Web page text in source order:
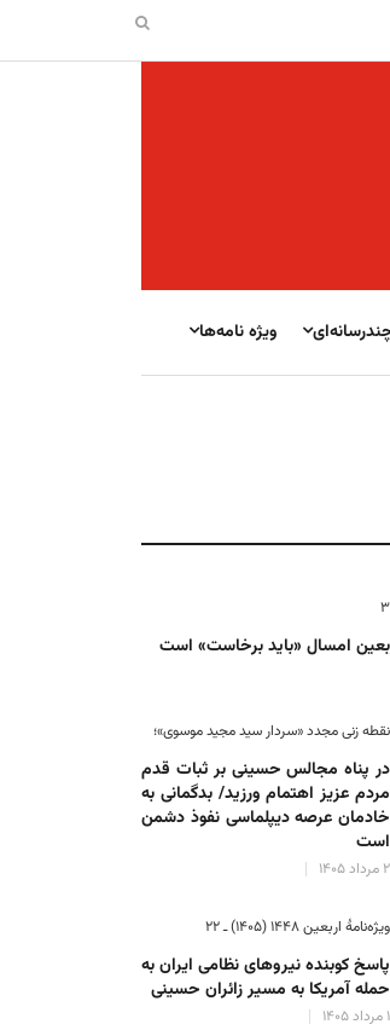
ویژه نامه‌ها
امسال «باید برخاست» است
نقطه زنی مجدد «سردار سید مجید موسوی»؛
در پناه مجالس حسینی بر ثبات‌ قدم
مردم عزیز اهتمام ورزید/ بدگمانی به
خادمان عرصه دیپلماسی نفوذ دشمن
است
۲ مرداد ۱۴۰۵
ویژه‌نامهٔ اربعین ۱۴۴۸ (۱۴۰۵) ـ ۲۲
پاسخ کوبنده نیروهای نظامی ایران به
حمله آمریکا به مسیر زائران حسینی
۱ مرداد ۱۴۰۵